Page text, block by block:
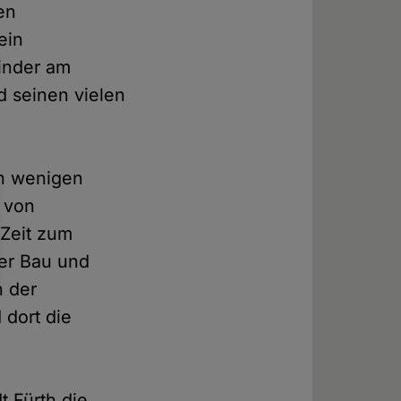
am
seinen vielen
wenigen
zum
Bau und
der
dort die